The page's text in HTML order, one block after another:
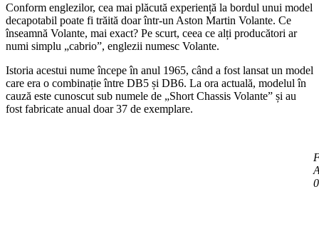
Conform englezilor, cea mai plăcută experiență la bordul unui model
decapotabil poate fi trăită doar într-un Aston Martin Volante. Ce
înseamnă Volante, mai exact? Pe scurt, ceea ce alți producători ar
numi simplu „cabrio”, englezii numesc Volante.
Istoria acestui nume începe în anul 1965, când a fost lansat un model
care era o combinație între DB5 și DB6. La ora actuală, modelul în
cauză este cunoscut sub numele de „Short Chassis Volante” și au
fost fabricate anual doar 37 de exemplare.